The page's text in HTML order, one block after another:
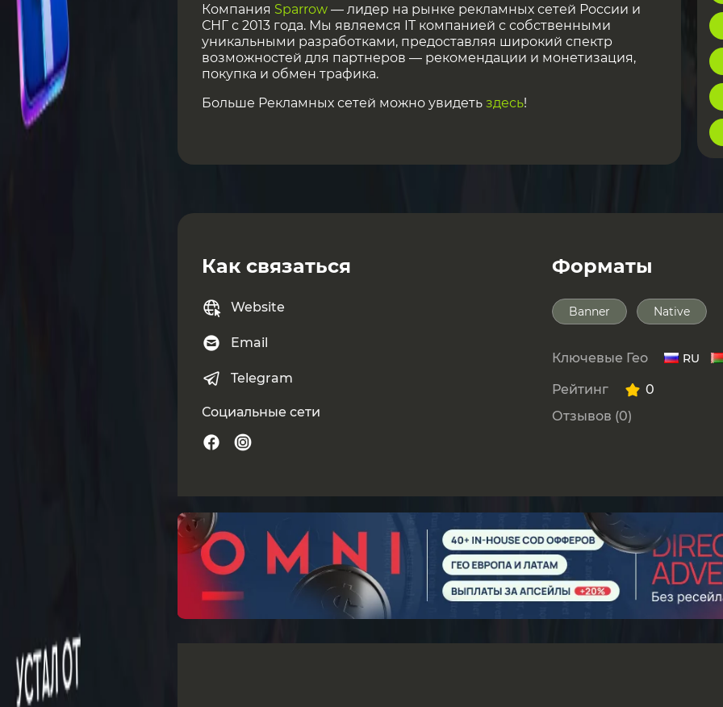
Компания Sparrow — лидер на рынке рекламных сетей России и
СНГ с 2013 года. Мы являемся IT компанией с собственными
уникальными разработками, предоставляя широкий спектр
возможностей для партнеров — рекомендации и монетизация,
покупка и обмен трафика.
Больше Рекламных сетей можно увидеть здесь!
Как связаться
Website
Email
Telegram
Социальные сети
Форматы
Banner Native
Ключевые Гео RU
Рейтинг
0
Отзывов (0)